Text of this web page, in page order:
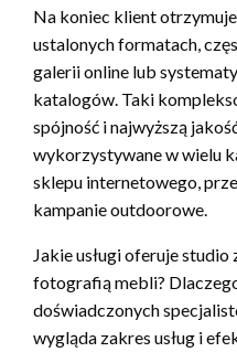
Na koniec klient
ustalonych formatach,
galerii online lub
katalogów. Taki
spójność i najwyższą
wykorzystywane w wielu
sklepu internetowego,
kampanie outdoorowe.
Jakie usługi oferuje
fotografią mebli?
doświadczonych
wygląda zakres usług i